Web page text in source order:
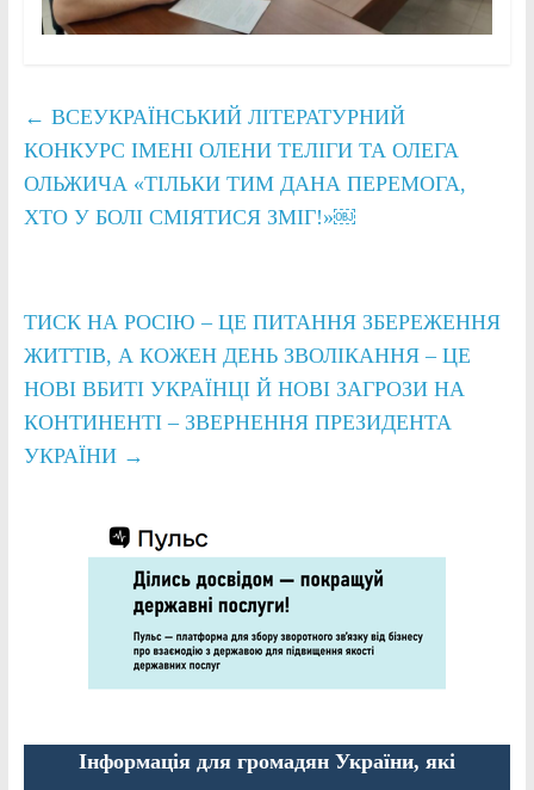
← ВСЕУКРАЇНСЬКИЙ ЛІТЕРАТУРНИЙ
КОНКУРС ІМЕНІ ОЛЕНИ ТЕЛІГИ ТА ОЛЕГА
ОЛЬЖИЧА «ТІЛЬКИ ТИМ ДАНА ПЕРЕМОГА,
ХТО У БОЛІ СМІЯТИСЯ ЗМІГ!»￼
ТИСК НА РОСІЮ – ЦЕ ПИТАННЯ ЗБЕРЕЖЕННЯ
ЖИТТІВ, А КОЖЕН ДЕНЬ ЗВОЛІКАННЯ – ЦЕ
НОВІ ВБИТІ УКРАЇНЦІ Й НОВІ ЗАГРОЗИ НА
КОНТИНЕНТІ – ЗВЕРНЕННЯ ПРЕЗИДЕНТА
УКРАЇНИ →
Інформація для громадян України, які